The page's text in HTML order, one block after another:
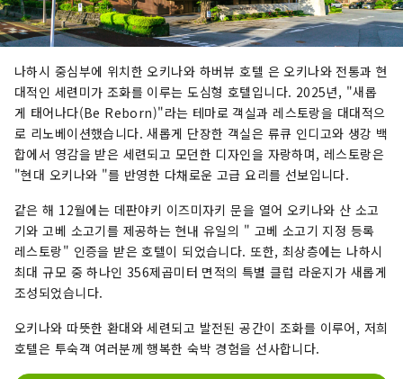
나하시 중심부에 위치한 오키나와 하버뷰 호텔 은 오키나와 전통과 현
대적인 세련미가 조화를 이루는 도심형 호텔입니다. 2025년, "새롭
게 태어나다(Be Reborn)"라는 테마로 객실과 레스토랑을 대대적으
로 리노베이션했습니다. 새롭게 단장한 객실은 류큐 인디고와 생강 백
합에서 영감을 받은 세련되고 모던한 디자인을 자랑하며, 레스토랑은
"현대 오키나와 "를 반영한 ​​다채로운 고급 요리를 선보입니다.
같은 해 12월에는 데판야키 이즈미자키 문을 열어 오키나와 산 소고
기와 고베 소고기를 제공하는 현내 유일의 " 고베 소고기 지정 등록
레스토랑" 인증을 받은 호텔이 되었습니다. 또한, 최상층에는 나하시
최대 규모 중 하나인 356제곱미터 면적의 특별 클럽 라운지가 새롭게
조성되었습니다.
오키나와 따뜻한 환대와 세련되고 발전된 공간이 조화를 이루어, 저희
호텔은 투숙객 여러분께 행복한 숙박 경험을 선사합니다.